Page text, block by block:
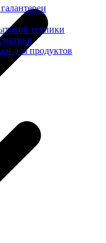
техники
для продуктов